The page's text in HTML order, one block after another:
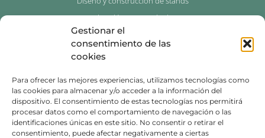
Gestionar el
consentimiento de las
cookies
Para ofrecer las mejores experiencias, utilizamos tecnologías como
las cookies para almacenar y/o acceder a la información del
dispositivo. El consentimiento de estas tecnologías nos permitirá
procesar datos como el comportamiento de navegación o las
identificaciones únicas en este sitio. No consentir o retirar el
consentimiento, puede afectar negativamente a ciertas
Animación y espectáculos
Photocalls para eventos
976 534 429
639 739 146
info@innovazgz.com